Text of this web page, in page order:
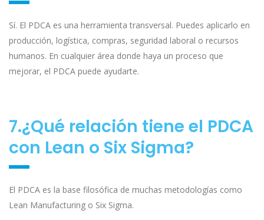
Sí. El PDCA es una herramienta transversal. Puedes aplicarlo en
producción, logística, compras, seguridad laboral o recursos
humanos. En cualquier área donde haya un proceso que
mejorar, el PDCA puede ayudarte.
7.¿Qué relación tiene el PDCA
con Lean o Six Sigma?
El PDCA es la base filosófica de muchas metodologías como
Lean Manufacturing o Six Sigma.